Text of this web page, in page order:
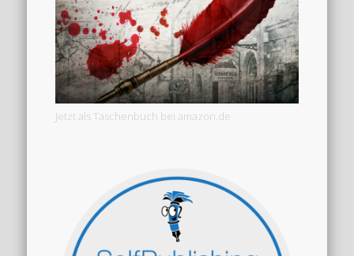
Jetzt als Taschenbuch bei amazon.de